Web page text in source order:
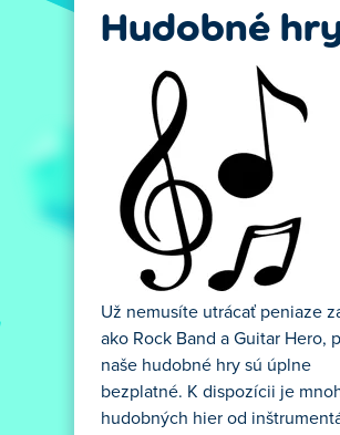
Hudobné
Už nemusíte utrácať peniaze
ako Rock Band a Guitar Hero,
naše hudobné hry sú úplne
bezplatné. K dispozícii je
hudobných hier od